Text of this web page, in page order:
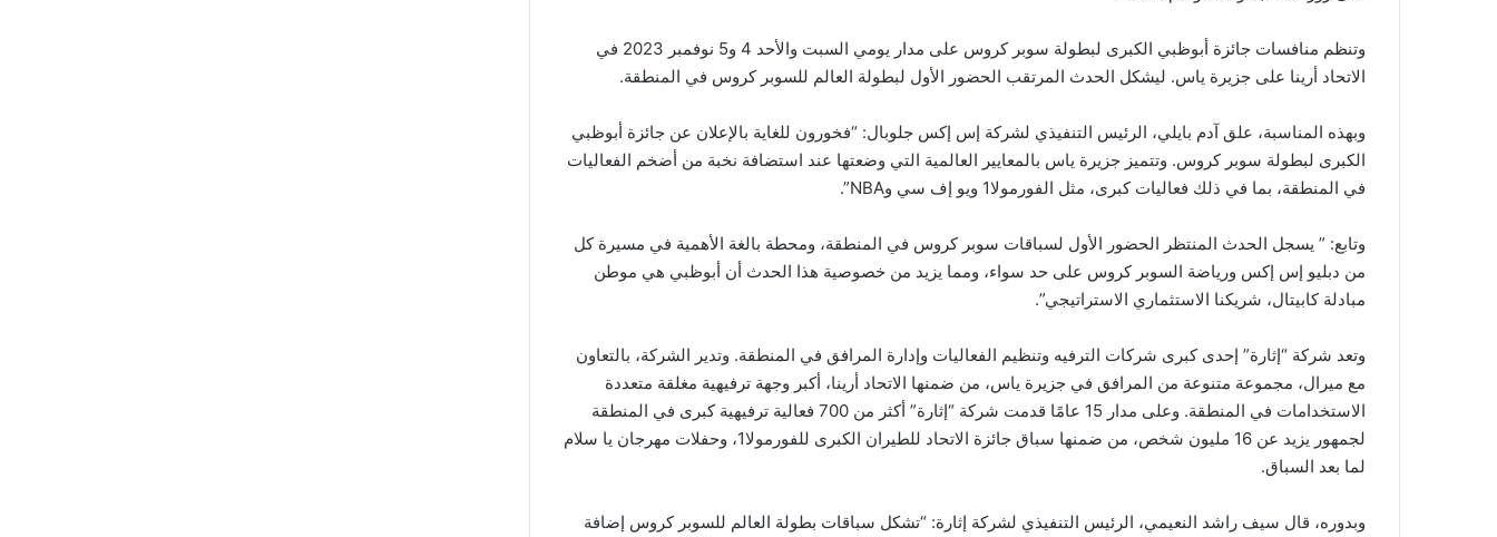
وتنظم منافسات جائزة أبوظبي الكبرى لبطولة سوبر كروس على مدار يومي السبت والأحد 4 و5 نوفمبر 2023 في
الاتحاد أرينا على جزيرة ياس. ليشكل الحدث المرتقب الحضور الأول لبطولة العالم للسوبر كروس في المنطقة.
وبهذه المناسبة، علق آدم بايلي، الرئيس التنفيذي لشركة إس إكس جلوبال: “فخورون للغاية بالإعلان عن جائزة أبوظبي
الكبرى لبطولة سوبر كروس. وتتميز جزيرة ياس بالمعايير العالمية التي وضعتها عند استضافة نخبة من أضخم الفعاليات
في المنطقة، بما في ذلك فعاليات كبرى، مثل الفورمولا1 ويو إف سي وNBA”.
وتابع: ” يسجل الحدث المنتظر الحضور الأول لسباقات سوبر كروس في المنطقة، ومحطة بالغة الأهمية في مسيرة كل
من دبليو إس إكس ورياضة السوبر كروس على حد سواء، ومما يزيد من خصوصية هذا الحدث أن أبوظبي هي موطن
مبادلة كابيتال، شريكنا الاستثماري الاستراتيجي”.
وتعد شركة “إثارة” إحدى كبرى شركات الترفيه وتنظيم الفعاليات وإدارة المرافق في المنطقة. وتدير الشركة، بالتعاون
مع ميرال، مجموعة متنوعة من المرافق في جزيرة ياس، من ضمنها الاتحاد أرينا، أكبر وجهة ترفيهية مغلقة متعددة
الاستخدامات في المنطقة. وعلى مدار 15 عامًا قدمت شركة “إثارة” أكثر من 700 فعالية ترفيهية كبرى في المنطقة
لجمهور يزيد عن 16 مليون شخص، من ضمنها سباق جائزة الاتحاد للطيران الكبرى للفورمولا1، وحفلات مهرجان يا سلام
لما بعد السباق.
وبدوره، قال سيف راشد النعيمي، الرئيس التنفيذي لشركة إثارة: “تشكل سباقات بطولة العالم للسوبر كروس إضافة